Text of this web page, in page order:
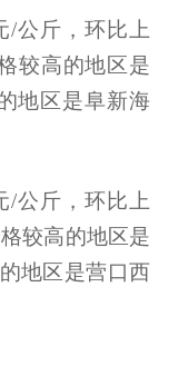
/公斤，环比上
较高的地区是
地区是阜新海
/公斤，环比上
较高的地区是
地区是营口西